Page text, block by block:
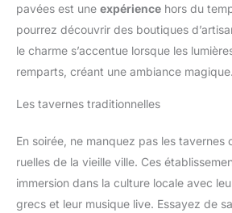
pavées est une expérience hors du
pourrez découvrir des boutiques
le charme s’accentue lorsque les
remparts, créant une ambiance magique.
Les tavernes traditionnelles
En soirée, ne manquez pas les tavernes
ruelles de la vieille ville. Ces
immersion dans la culture locale avec
grecs et leur musique live. Essayez de